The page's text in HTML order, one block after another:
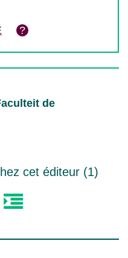
de
cet éditeur (1)